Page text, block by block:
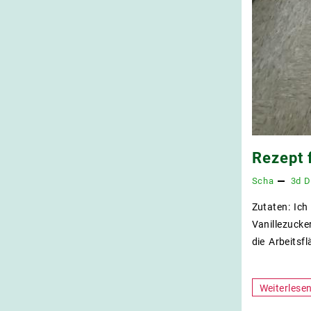
Rezept
Scha 3d
Zutaten: Ich
die
Rezept
Weiterlesen